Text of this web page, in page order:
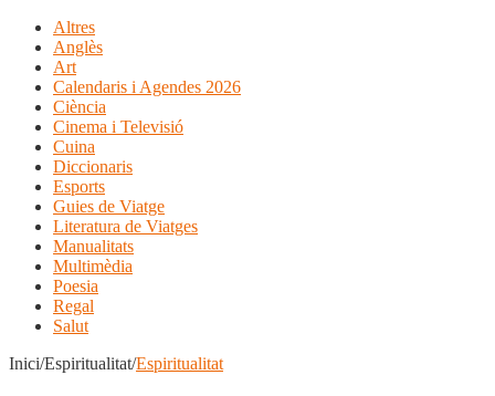
Altres
Anglès
Art
Calendaris i Agendes 2026
Ciència
Cinema i Televisió
Cuina
Diccionaris
Esports
Guies de Viatge
Literatura de Viatges
Manualitats
Multimèdia
Poesia
Regal
Salut
Inici/Espiritualitat/Espiritualitat